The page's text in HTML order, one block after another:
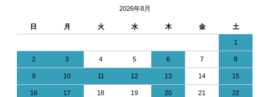
2026年8月
日 月 火 水 木 金 土
1
2 3 4 5 6 7 8
9 10 11 12 13 14 15
16 17 18 19 20 21 22